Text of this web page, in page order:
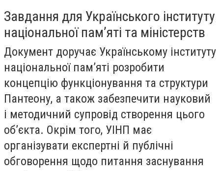
Завдання для Українського інституту
національної пам’яті та міністерств
Документ доручає Українському інституту
національної пам’яті розробити
концепцію функціонування та структури
Пантеону, а також забезпечити науковий
і методичний супровід створення цього
об’єкта. Окрім того, УІНП має
організувати експертні й публічні
обговорення щодо питання заснування